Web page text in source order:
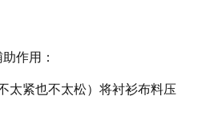
作用：
太紧也不太松）将衬衫布料压